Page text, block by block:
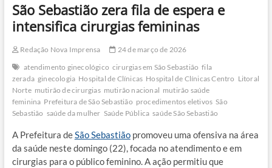
São Sebastião zera fila de espera e
intensifica cirurgias femininas
Redação Nova Imprensa
24 de março de 2026
atendimento ginecológico cirurgias em São Sebastião fila
zerada ginecologia Hospital de Clínicas Hospital de Clínicas Centro Litoral
Norte mutirão de cirurgias mutirão nacional mutirão saúde
feminina Prefeitura de São Sebastião procedimentos eletivos São
Sebastião saúde da mulher Saúde Pública saúde São Sebastião
A Prefeitura deSão Sebastiãopromoveu uma ofensiva na área
da saúde neste domingo (22), focada no atendimento e em
cirurgias para o público feminino. A ação permitiu que